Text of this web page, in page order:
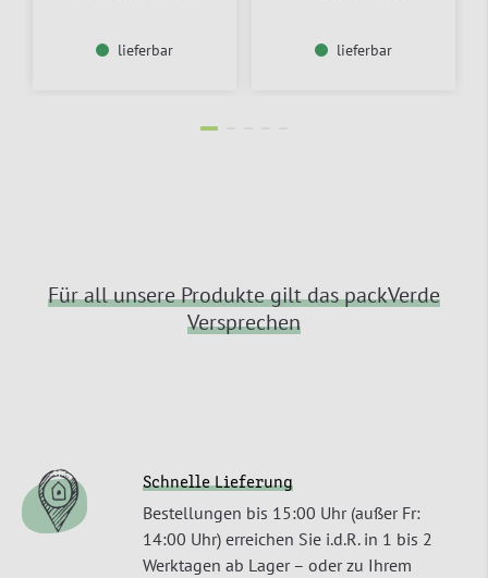
lieferbar lieferbar
Für all unsere Produkte gilt das packVerde
Versprechen
Schnelle Lieferung
Bestellungen bis 15:00 Uhr (außer Fr:
14:00 Uhr) erreichen Sie i.d.R. in 1 bis 2
Werktagen ab Lager – oder zu Ihrem